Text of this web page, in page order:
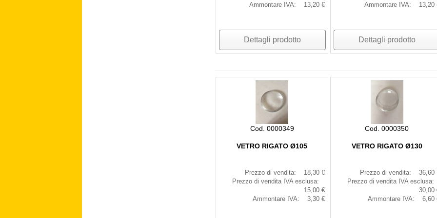
Ammontare IVA: 13,20 €
Dettagli prodotto
Ammontare IVA: 13,20
Dettagli prodotto
Cod. 0000349
VETRO RIGATO Ø105
Prezzo di vendita:
18,30 €
Prezzo di vendita IVA esclusa:
15,00 €
Ammontare IVA:
3,30 €
Cod. 0000350
VETRO RIGATO Ø130
Prezzo di vendita:
36,60
Prezzo di vendita IVA esclusa:
30,00
Ammontare IVA:
6,60